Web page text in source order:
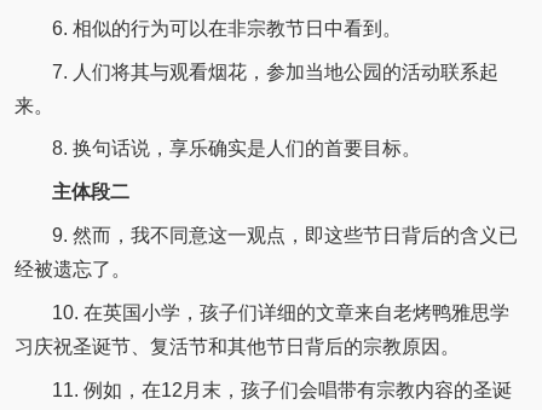
6. 相似的行为可以在非宗教节日中看到。
7. 人们将其与观看烟花，参加当地公园的活动联系起
来。
8. 换句话说，享乐确实是人们的首要目标。
主体段二
9. 然而，我不同意这一观点，即这些节日背后的含义已
经被遗忘了。
10. 在英国小学，孩子们详细的文章来自老烤鸭雅思学
习庆祝圣诞节、复活节和其他节日背后的宗教原因。
11. 例如，在12月末，孩子们会唱带有宗教内容的圣诞